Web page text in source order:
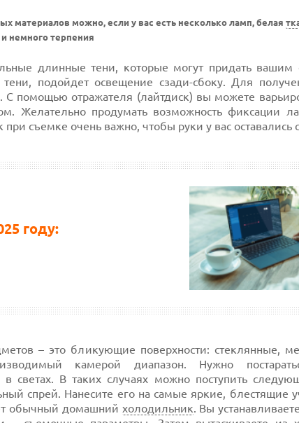
материалов можно, если у вас есть несколько ламп, белая
и немного терпения
длинные тени, которые могут придать вашим
подойдет освещение сзади-сбоку. Для
С помощью отражателя (лайтдиск) вы можете
Желательно продумать возможность фиксации
съемке очень важно, чтобы руки у вас
году:
– это бликующие поверхности: стеклянные,
камерой диапазон. Нужно
в светах. В таких случаях можно поступить
спрей. Нанесите его на самые яркие, блестящие
обычный домашний холодильник. Вы устанавливаете